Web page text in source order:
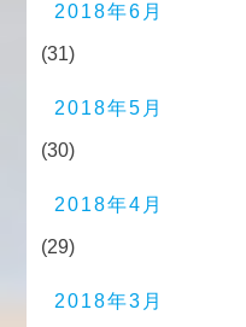
2018年6月
(31)
2018年5月
(30)
2018年4月
(29)
2018年3月